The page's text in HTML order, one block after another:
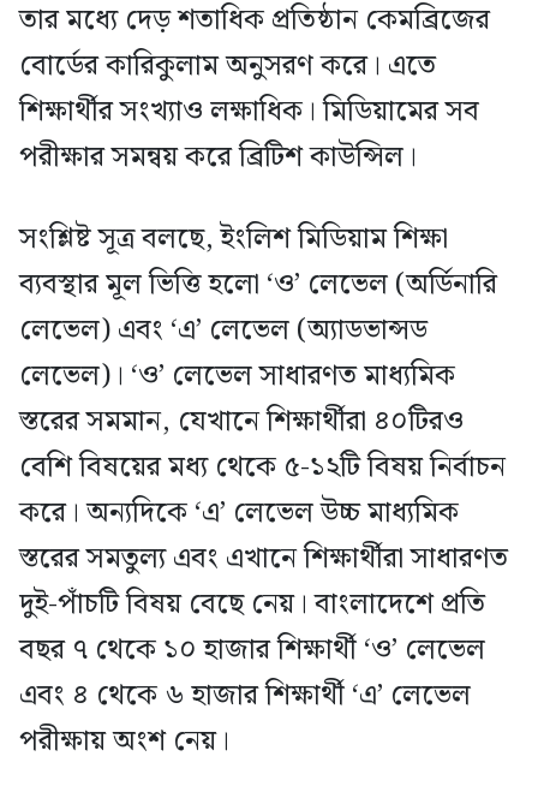
তার মধ্যে দেড় শতাধিক প্রতিষ্ঠান কেমব্রিজের
বোর্ডের কারিকুলাম অনুসরণ করে। এতে
শিক্ষার্থীর সংখ্যাও লক্ষাধিক। মিডিয়ামের সব
পরীক্ষার সমন্বয় করে ব্রিটিশ কাউন্সিল।
সংশ্লিষ্ট সূত্র বলছে, ইংলিশ মিডিয়াম শিক্ষা
ব্যবস্থার মূল ভিত্তি হলো ‘ও’ লেভেল (অর্ডিনারি
লেভেল) এবং ‘এ’ লেভেল (অ্যাডভান্সড
লেভেল)। ‘ও’ লেভেল সাধারণত মাধ্যমিক
স্তরের সমমান, যেখানে শিক্ষার্থীরা ৪০টিরও
বেশি বিষয়ের মধ্য থেকে ৫-১২টি বিষয় নির্বাচন
করে। অন্যদিকে ‘এ’ লেভেল উচ্চ মাধ্যমিক
স্তরের সমতুল্য এবং এখানে শিক্ষার্থীরা সাধারণত
দুই-পাঁচটি বিষয় বেছে নেয়। বাংলাদেশে প্রতি
বছর ৭ থেকে ১০ হাজার শিক্ষার্থী ‘ও’ লেভেল
এবং ৪ থেকে ৬ হাজার শিক্ষার্থী ‘এ’ লেভেল
পরীক্ষায় অংশ নেয়।